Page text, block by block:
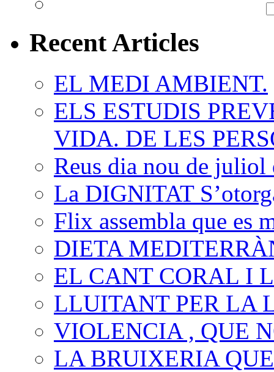
Recent Articles
EL MEDI AMBIENT.
ELS ESTUDIS
VIDA. DE LES
Reus dia nou de juliol
La DIGNITAT
Flix assembla que es
DIETA
EL CANT CORAL I
LLUITANT PER LA
VIOLENCIA , QUE
LA BRUIXERIA